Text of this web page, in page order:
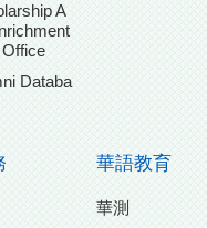
A
Databa
華語教育
華測